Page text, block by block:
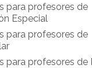
para profesores de
Especial
para profesores de
para profesores de